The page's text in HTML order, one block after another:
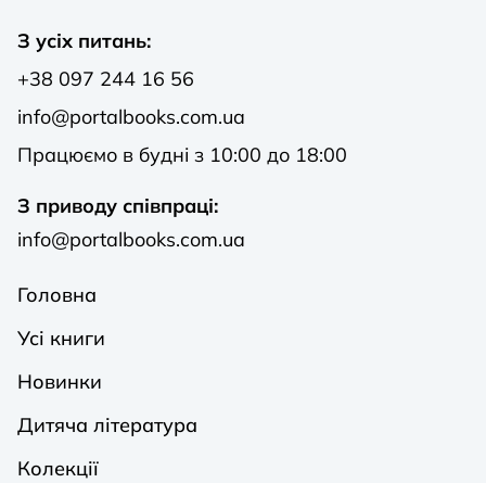
З усіх питань:
+38 097 244 16 56
info@portalbooks.com.ua
Працюємо в будні з 10:00 до 18:00
З приводу співпраці:
info@portalbooks.com.ua
Головна
Усі книги
Новинки
Дитяча література
Колекції